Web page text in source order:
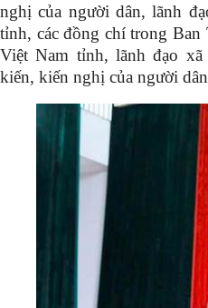
nghị của người dân, lãnh
tỉnh, các đồng chí trong
Việt Nam tỉnh, lãnh đạo
kiến, kiến nghị của người